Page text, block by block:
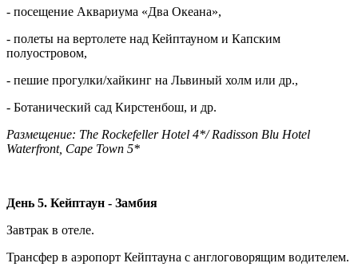
- посещение Аквариума «Два Океана»,
- полеты на вертолете над Кейптауном и Капским
полуостровом,
- пешие прогулки/хайкинг на Львиный холм или др.,
- Ботанический сад Кирстенбош, и др.
Размещение: The Rockefeller Hotel 4*/ Radisson Blu Hotel
Waterfront, Cape Town 5*
День 5. Кейптаун - Замбия
Завтрак в отеле.
Трансфер в аэропорт Кейптауна с англоговорящим водителем.